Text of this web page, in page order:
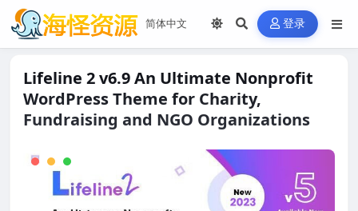
登录
Lifeline 2 v6.9 An Ultimate Nonprofit
WordPress Theme for Charity,
Fundraising and NGO Organizations